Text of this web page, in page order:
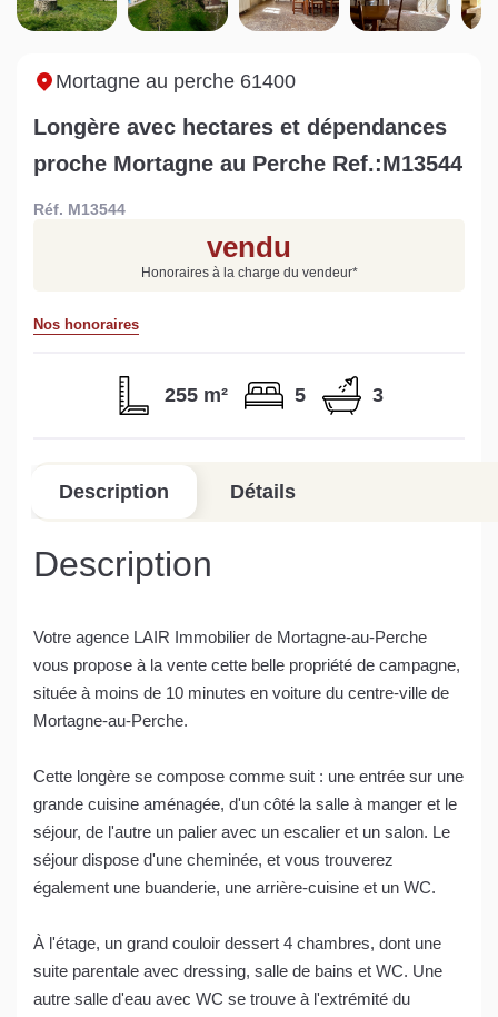
Sarthe pour booster sa
vente
quelles sont les
conséquences ?
Estimez votre bien en ligne.
en quelques clics.
Mortagne au perche 61400
Longère avec hectares et dépendances
proche Mortagne au Perche Ref.:M13544
Réf. M13544
vendu
Honoraires à la charge du vendeur*
Nos honoraires
255 m² 5 3
Description Détails
Description
Votre agence LAIR Immobilier de Mortagne-au-Perche
vous propose à la vente cette belle propriété de campagne,
située à moins de 10 minutes en voiture du centre-ville de
Mortagne-au-Perche.
Cette longère se compose comme suit : une entrée sur une
grande cuisine aménagée, d'un côté la salle à manger et le
séjour, de l'autre un palier avec un escalier et un salon. Le
séjour dispose d'une cheminée, et vous trouverez
également une buanderie, une arrière-cuisine et un WC.
À l'étage, un grand couloir dessert 4 chambres, dont une
suite parentale avec dressing, salle de bains et WC. Une
autre salle d'eau avec WC se trouve à l'extrémité du